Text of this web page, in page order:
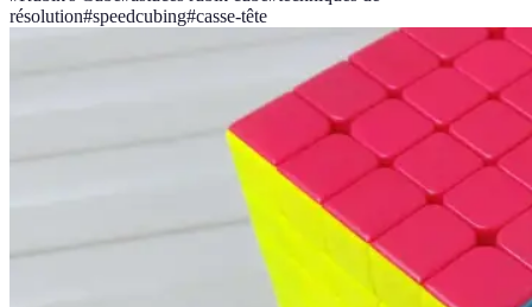
résolution#speedcubing#casse-tête